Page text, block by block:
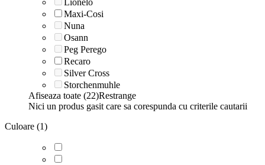
Maxi-Cosi
Nuna
Osann
Peg Perego
Recaro
Silver Cross
Storchenmuhle
Afiseaza toate (22)Restrange
Nici un produs gasit care sa corespunda cu criterile cautarii
Culoare (1)